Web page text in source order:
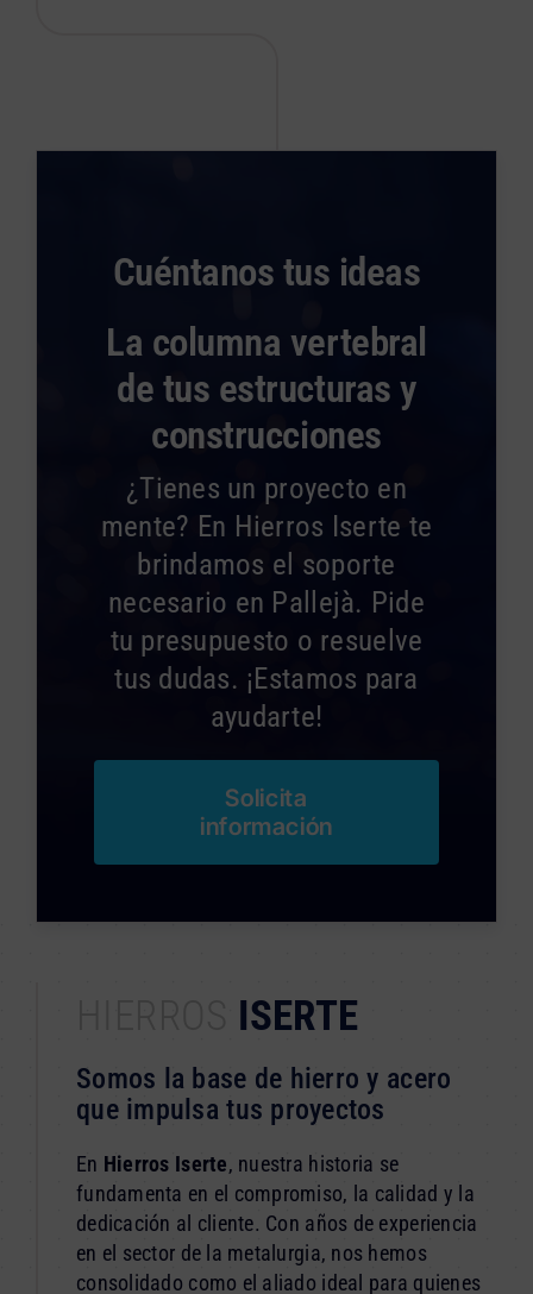
Cuéntanos tus ideas
La columna vertebral
de tus estructuras y
construcciones
¿Tienes un proyecto en
mente? En Hierros Iserte te
brindamos el soporte
necesario en Pallejà. Pide
tu presupuesto o resuelve
tus dudas. ¡Estamos para
ayudarte!
Solicita
información
ISERTE
Somos la base de hierro y acero
que impulsa tus proyectos
En Hierros Iserte, nuestra historia se
fundamenta en el compromiso, la calidad y la
dedicación al cliente. Con años de experiencia
en el sector de la metalurgia, nos hemos
consolidado como el aliado ideal para quienes